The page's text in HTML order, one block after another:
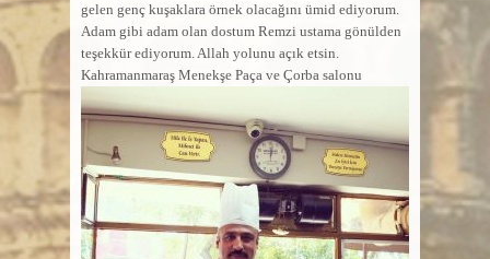
gelen genç kuşaklara örnek olacağını ümid ediyorum.
Adam gibi adam olan dostum Remzi ustama gönülden
teşekkür ediyorum. Allah yolunu açık etsin.
Kahramanmaraş Menekşe Paça ve Çorba salonu